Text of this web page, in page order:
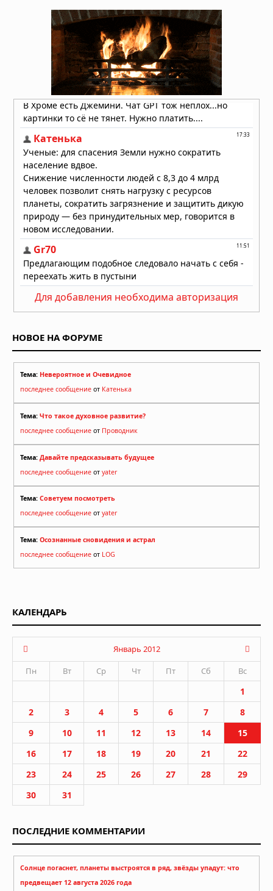
02.04.2026 в 09:59
Тринадцатиметровая труба
вырвалась из-под земли в центре
японского города: очевидцы в шоке
13.03.2026 в 07:10
Американский «самолет судного
дня» замечен приземляющимся в
Вашингтоне
10.01.2026 в 15:43
Лувр сообщил о повреждении сотен
08.12.2025 в 15:19
Для добавления необходима авторизация
НОВОЕ НА ФОРУМЕ
Тема: Невероятное и Очевидное
последнее сообщение от Катенька
Тема: Что такое духовное развитие?
последнее сообщение от Проводник
Тема: Давайте предсказывать будущее
последнее сообщение от yater
Тема: Советуем посмотреть
последнее сообщение от yater
Тема: Осознанные сновидения и астрал
последнее сообщение от LOG
КАЛЕНДАРЬ
Январь 2012
Пн
Вт Ср Чт Пт Сб Вс
1
2
3 4 5 6 7
8
9
10 11 12 13 14
15
16
17 18 19 20 21
22
23
24 25 26 27 28
29
30
31
ПОСЛЕДНИЕ КОММЕНТАРИИ
Солнце погаснет, планеты выстроятся в ряд, звёзды упадут: что
предвещает 12 августа 2026 года